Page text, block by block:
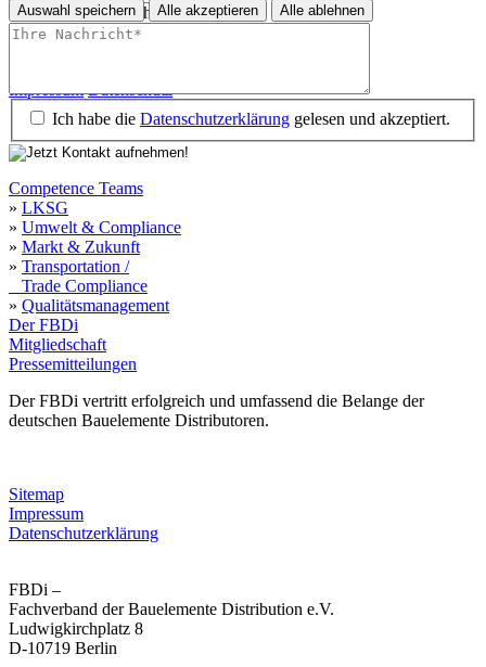
PflichtfeldIhre Nachricht *
Ich habe die Datenschutzerklärung gelesen und akzeptiert.
Competence Teams
» LKSG
» Umwelt & Compliance
» Markt & Zukunft
» Transportation /
Trade Compliance
» Qualitätsmanagement
Der FBDi
Mitgliedschaft
Pressemitteilungen
Der FBDi vertritt erfolgreich und umfassend die Belange der
deutschen Bauelemente Distributoren.
Sitemap
Impressum
Datenschutzerklärung
FBDi –
Fachverband der Bau­ele­mente Distribution e.V.
Ludwigkirchplatz 8
D-10719 Berlin
Auswahl speichern Alle akzeptieren Alle ablehnen
Impressum Datenschutz